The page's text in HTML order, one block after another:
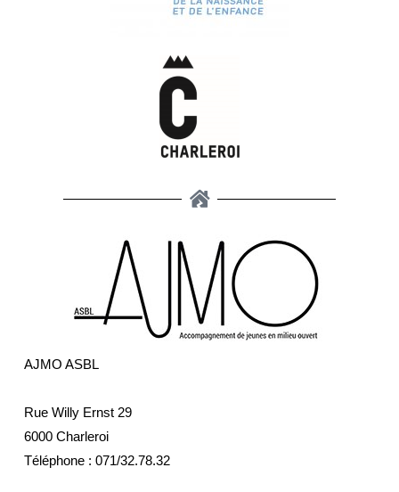
AJMO ASBL
Rue Willy Ernst 29
6000 Charleroi
Téléphone :071/32.78.32